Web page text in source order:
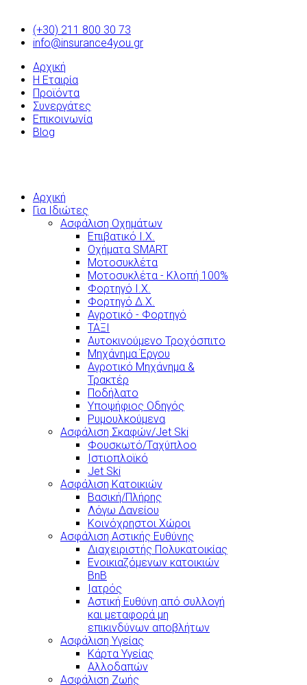
(+30) 211 800 30 73
info@insurance4you.gr
Αρχική
Η Εταιρία
Προϊόντα
Συνεργάτες
Επικοινωνία
Blog
Αρχική
Για Ιδιώτες
Ασφάλιση Οχημάτων
Επιβατικό Ι.Χ.
Οχήματα SMART
Μοτοσυκλέτα
Μοτοσυκλέτα - Κλοπή 100%
Φορτηγό Ι.Χ.
Φορτηγό Δ.Χ.
Αγροτικό - Φορτηγό
ΤΑΞΙ
Αυτοκινούμενο Τροχόσπιτο
Μηχάνημα Έργου
Αγροτικό Μηχάνημα &
Τρακτέρ
Ποδήλατο
Υποψήφιος Οδηγός
Ρυμουλκούμενα
Ασφάλιση Σκαφών/Jet Ski
Φουσκωτό/Ταχύπλοο
Ιστιοπλοϊκό
Jet Ski
Ασφάλιση Κατοικιών
Βασική/Πλήρης
Λόγω Δανείου
Κοινόχρηστοι Χώροι
Ασφάλιση Αστικής Ευθύνης
Διαχειριστής Πολυκατοικίας
Ενοικιαζόμενων κατοικιών
BnB
Ιατρός
Αστική Ευθύνη από συλλογή
και μεταφορά μη
επικινδύνων αποβλήτων
Ασφάλιση Υγείας
Κάρτα Υγείας
Αλλοδαπών
Ασφάλιση Ζωής